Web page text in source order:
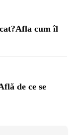
cum îl
de ce se